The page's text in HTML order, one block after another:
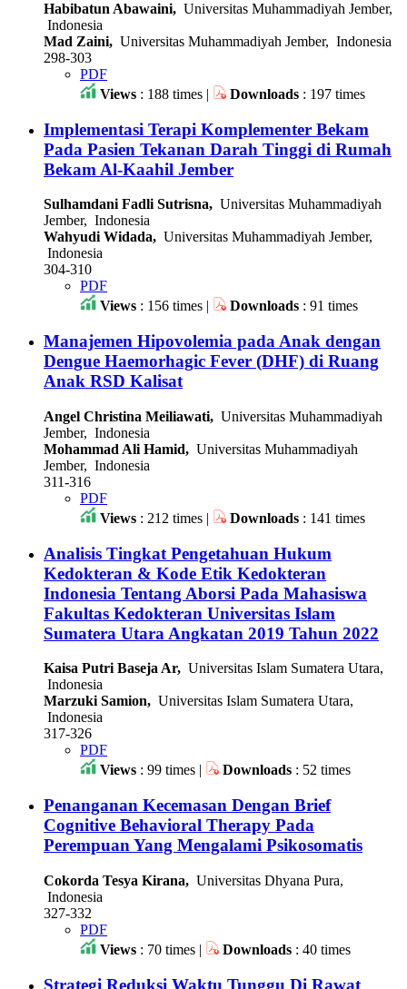
Habibatun Abawaini, Universitas Muhammadiyah Jember,
Indonesia
Mad Zaini, Universitas Muhammadiyah Jember, Indonesia
298-303
PDF
Views : 188 times | Downloads : 197 times
Implementasi Terapi Komplementer Bekam
Pada Pasien Tekanan Darah Tinggi di Rumah
Bekam Al-Kaahil Jember
Sulhamdani Fadli Sutrisna, Universitas Muhammadiyah
Jember, Indonesia
Wahyudi Widada, Universitas Muhammadiyah Jember,
Indonesia
304-310
PDF
Views : 156 times | Downloads : 91 times
Manajemen Hipovolemia pada Anak dengan
Dengue Haemorhagic Fever (DHF) di Ruang
Anak RSD Kalisat
Angel Christina Meiliawati, Universitas Muhammadiyah
Jember, Indonesia
Mohammad Ali Hamid, Universitas Muhammadiyah
Jember, Indonesia
311-316
PDF
Views : 212 times | Downloads : 141 times
Analisis Tingkat Pengetahuan Hukum
Kedokteran & Kode Etik Kedokteran
Indonesia Tentang Aborsi Pada Mahasiswa
Fakultas Kedokteran Universitas Islam
Sumatera Utara Angkatan 2019 Tahun 2022
Kaisa Putri Baseja Ar, Universitas Islam Sumatera Utara,
Indonesia
Marzuki Samion, Universitas Islam Sumatera Utara,
Indonesia
317-326
PDF
Views : 99 times | Downloads : 52 times
Penanganan Kecemasan Dengan Brief
Cognitive Behavioral Therapy Pada
Perempuan Yang Mengalami Psikosomatis
Cokorda Tesya Kirana, Universitas Dhyana Pura,
Indonesia
327-332
PDF
Views : 70 times | Downloads : 40 times
Strategi Reduksi Waktu Tunggu Di Rawat